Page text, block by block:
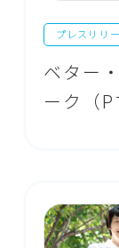
プレスリリ
ベター
ーク（